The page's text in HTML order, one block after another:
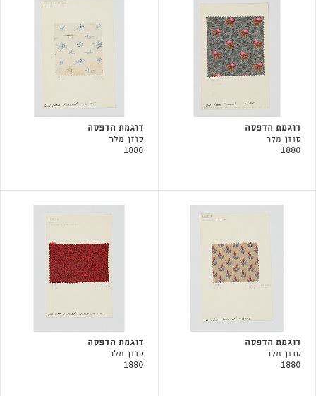
דוגמת הדפסה
סוזן מלר
1880
דוגמת הדפסה
סוזן מלר
1880
דוגמת הדפסה
סוזן מלר
1880
דוגמת הדפסה
סוזן מלר
1880